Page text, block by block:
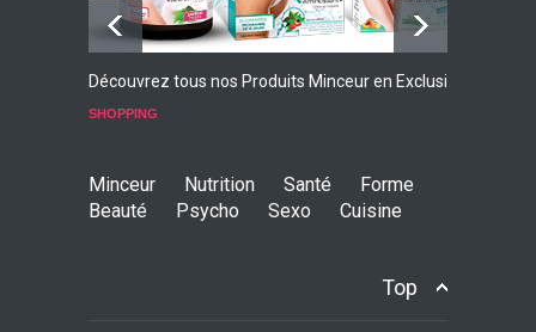
Découvrez tous nos Produits Minceur en Exclusivité
SHOPPING
Minceur Nutrition Santé
Forme
Beauté
Psycho Sexo Cuisine
Top